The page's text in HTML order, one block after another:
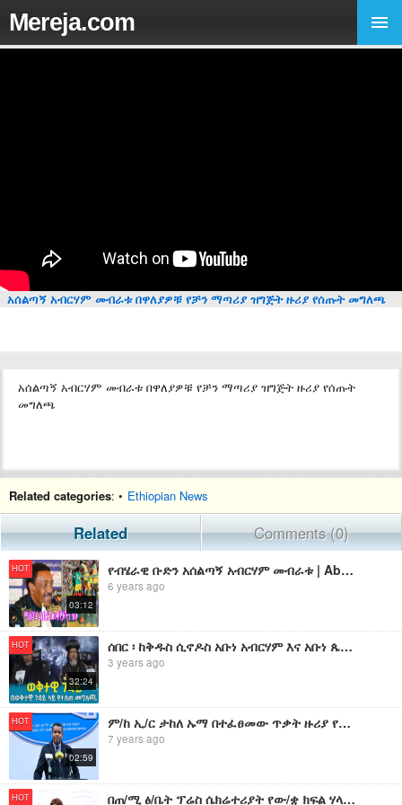
Mereja.com
አሰልጣኝ አብርሃም መብራቱ በዋለያዎቹ የቻን ማጣሪያ ዝግጅት ዙሪያ የሰጡት መግለጫ
አሰልጣኝ አብርሃም መብራቱ በዋለያዎቹ የቻን ማጣሪያ ዝግጅት ዙሪያ የሰጡት
መግለጫ
Related categories: • Ethiopian News
Related Comments (0)
HOT
03:12
የብሄራዊ ቡድን አሰልጣኝ አብርሃም መብራቱ | Abraham Mebratu
6 years ago
HOT
32:24
ሰበር ፡ ከቅዱስ ሲኖዶስ አቡነ አብርሃም እና አቡነ ጴጥሮስ በወቅታዊ ጉዳይ ላይ የተሰጠ መግለጫ
3 years ago
HOT
02:59
ም/ከ ኢ/ር ታከለ ኡማ በተፈፀመው ጥቃት ዙሪያ የሰጡት መግለጫ
7 years ago
HOT በጠ/ሚ ፅ/ቤት ፕሬስ ሴክሬተሪያት የው/ቋ ክፍል ሃላፊ ቢልለኔ ስዩም የሰጡት መግለጫ